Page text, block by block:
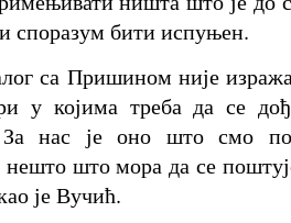
споразум бити испуњен.
са Пришином није
у којима треба да се
нас је оно што смо
што мора да се
је Вучић.